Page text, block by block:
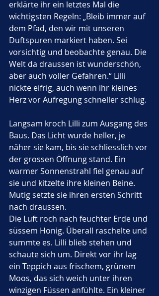
erklärte ihr ein letztes Mal die
wichtigsten Regeln: „Bleib immer auf
dem Pfad, den wir mit unseren
Duftspuren markiert haben. Sei
vorsichtig und beobachte genau. Die
Welt da draussen ist wunderschön,
aber auch voller Gefahren.“ Lilli
nickte eifrig, auch wenn ihr kleines
Herz vor Aufregung schneller schlug.
Langsam kroch Lilli zum Ausgang des
Baus. Das Licht wurde heller, je
näher sie kam, bis sie schliesslich vor
der grossen Öffnung stand. Ein
warmer Sonnenstrahl fiel genau auf
sie und kitzelte ihre kleinen Beine.
Mutig setzte sie ihren ersten Schritt
nach draussen.
Die Luft roch nach feuchter Erde und
süssem Honig. Überall raschelte und
summte es. Lilli blieb stehen und
schaute sich um. Direkt vor ihr lag
ein Teppich aus frischem, grünem
Moos, das sich weich unter ihren
winzigen Füssen anfühlte. Ein kleiner